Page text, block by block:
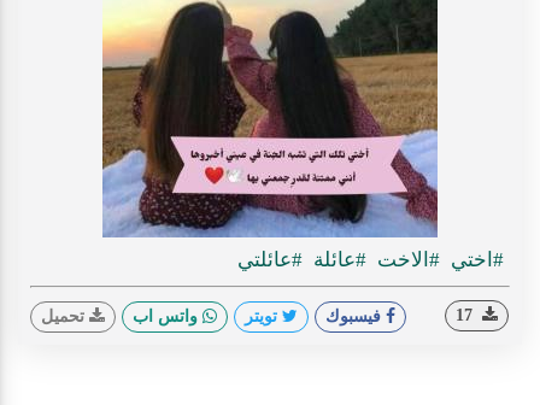
#اختي #الاخت #عائلة #عائلتي
فيسبوك تويتر واتس اب تحميل